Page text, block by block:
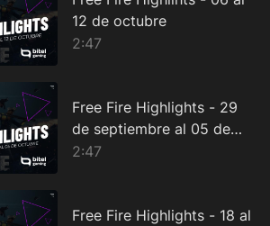
12 de octubre
2:47
Free Fire Highlights - 29
de septiembre al 05 de
octubre
2:47
Free Fire Highlights - 18 al